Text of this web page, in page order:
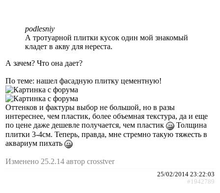
podlesniy
А тротуарной плитки кусок один мой знакомый
кладет в акву для нереста.
А зачем? Что она дает?
По теме: нашел фасадную плитку цементную!
Оттенков и фактуры выбор не большой, но в разы
интереснее, чем пластик, более объемная текстура, да и еще
по цене даже дешевле получается, чем пластик
Толщина
плитки 3-4см. Теперь, правда, мне стремно такую тяжесть в
аквариум пихать
Изменено 25.2.14 автор crosstver
25/02/2014 23:22:03
#1942789